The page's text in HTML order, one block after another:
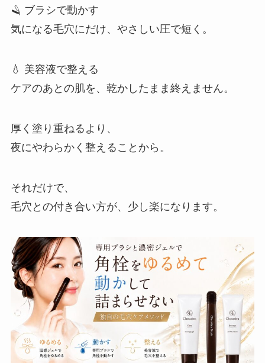
🪒 ブラシで動かす
気になる毛穴にだけ、やさしい圧で短く。
💧 美容液で整える
ケアのあとの肌を、乾かしたまま終えません。
厚く塗り重ねるより、
夜にやわらかく整えることから。
それだけで、
毛穴との付き合い方が、少し楽になります。